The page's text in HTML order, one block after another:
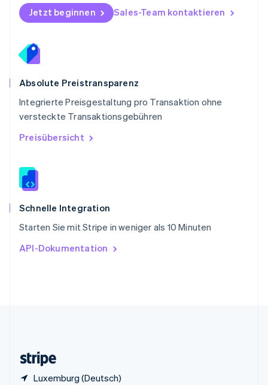
Jetzt beginnen Sales-Team kontaktieren
Absolute Preistransparenz
Integrierte Preisgestaltung pro Transaktion ohne
versteckte Transaktionsgebühren
Preisübersicht
Schnelle Integration
Starten Sie mit Stripe in weniger als 10 Minuten
API-Dokumentation
Luxemburg (Deutsch)
Schweden
Svenska English
Deutsch
Singapur
English
Slowakei
Slowenien
EnglishItaliano
Sonderverwaltungsregion Hongkong,
Spanien
Thailand
ไทยEnglish
English
English